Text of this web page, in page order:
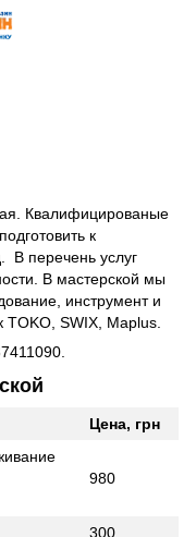
Квалифицированые
к
В перечень услуг
В мастерской мы
инструмент и
SWIX, Maplus.
Цена, грн
980
300